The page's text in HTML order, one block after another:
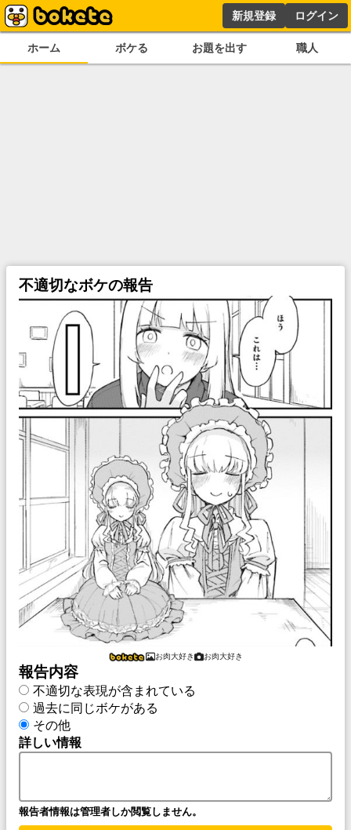
新規登録 ログイン
ホーム ボケる お題を出す 職人
不適切なボケの報告
お肉大好き お肉大好き
報告内容
不適切な表現が含まれている
過去に同じボケがある
その他
詳しい情報
報告者情報は管理者しか閲覧しません。